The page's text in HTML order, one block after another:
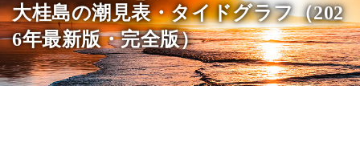
大桂島の潮見表・タイドグラフ（202
6年最新版・完全版）